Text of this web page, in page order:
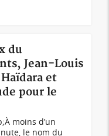
du
Jean-Louis
et
pour le
moins d’un
le nom du